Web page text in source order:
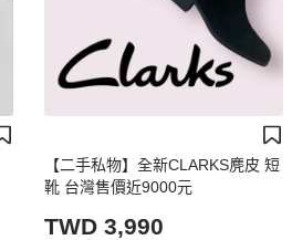
【二手私物】全新CLARKS麂皮 短
靴 台灣售價近9000元
TWD 3,990